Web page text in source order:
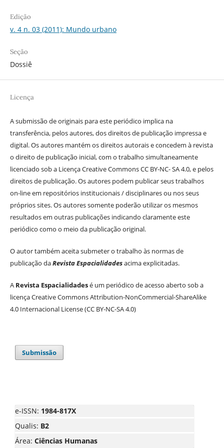
Edição
v. 4 n. 03 (2011): Mundo urbano
Seção
Dossiê
Licença
A submissão de originais para este periódico implica na
transferência, pelos autores, dos direitos de publicação impressa e
digital. Os autores mantém os direitos autorais e concedem à revista
o direito de publicação inicial, com o trabalho simultaneamente
licenciado sob a Licença Creative Commons CC BY-NC- SA 4.0, e pelos
direitos de publicação. Os autores podem publicar seus trabalhos
on-line em repositórios institucionais / disciplinares ou nos seus
próprios sites. Os autores somente poderão utilizar os mesmos
resultados em outras publicações indicando claramente este
periódico como o meio da publicação original.
O autor também aceita submeter o trabalho às normas de
publicação daRevista Espacialidadesacima explicitadas.
A Revista Espacialidadesé um periódico de acesso aberto sob a
licença Creative Commons Attribution-NonCommercial-ShareAlike
4.0 Internacional License (CC BY-NC-SA 4.0)
Submissão
e-ISSN: 1984-817X
Qualis: B2
Área: Ciências Humanas